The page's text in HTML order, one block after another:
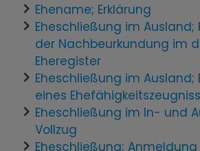
Ehename; Erklärung
Eheschließung im
der Nachbeurkundung im
Eheregister
Eheschließung im
eines
Eheschließung im In- und
Vollzug
Eheschließung; Anmeldung